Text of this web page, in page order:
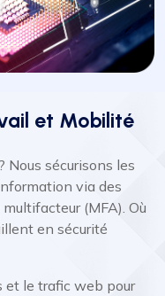
et Mobilité
Nous sécurisons les
via des
(MFA). Où
en sécurité
et le trafic web pour